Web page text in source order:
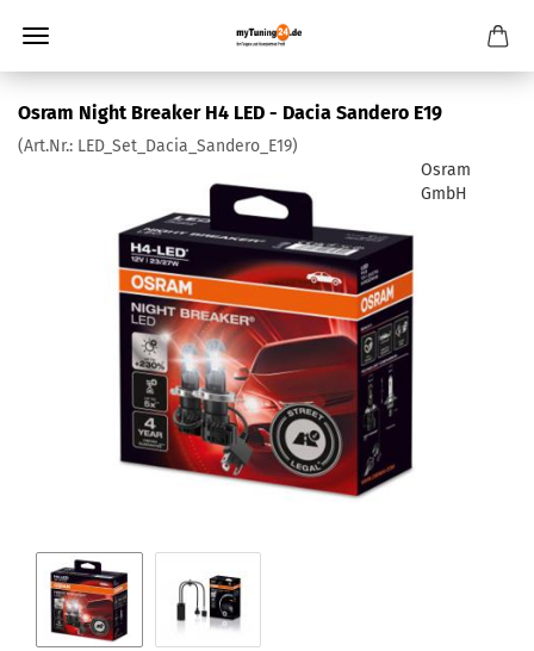
Osram Night Breaker H4 LED - Dacia Sandero E19
(Art.Nr.: LED_Set_Dacia_Sandero_E19)
Osram
GmbH